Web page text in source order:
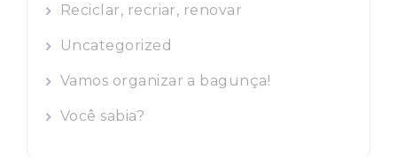
Reciclar, recriar, renovar
Uncategorized
Vamos organizar a bagunça!
Você sabia?